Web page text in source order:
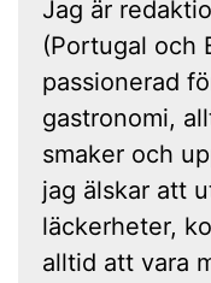
Jag är
(Portugal och
passionerad
gastronomi,
smaker och
jag älskar att
läckerheter,
alltid att vara